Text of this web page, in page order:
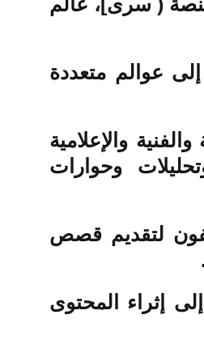
عوالم متعددة
والإعلامية
وحوارات
لتقديم قصص
إثراء المحتوى